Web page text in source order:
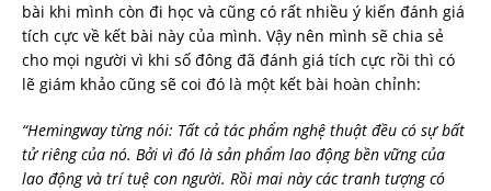
bài khi mình còn đi học và cũng có rất nhiều ý kiến đánh giá
tích cực về kết bài này của mình. Vậy nên mình sẽ chia sẻ
cho mọi người vì khi số đông đã đánh giá tích cực rồi thì có
lẽ giám khảo cũng sẽ coi đó là một kết bài hoàn chỉnh:
“Hemingway từng nói: Tất cả tác phẩm nghệ thuật đều có sự bất
tử riêng của nó. Bởi vì đó là sản phẩm lao động bền vững của
lao động và trí tuệ con người. Rồi mai này các tranh tượng có